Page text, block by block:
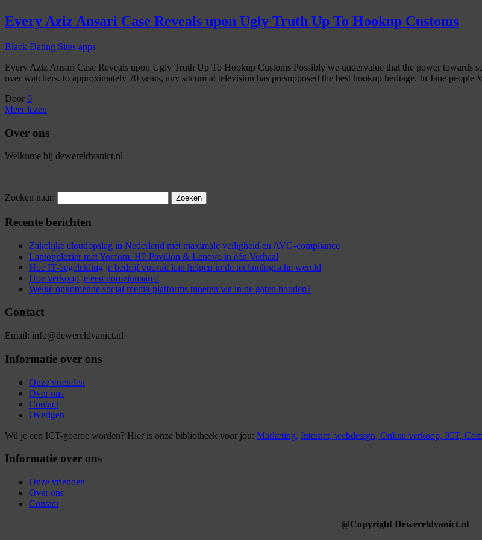
Every Aziz Ansari Case Reveals upon Ugly Truth Up To Hookup Customs
Black Dating Sites apps
Every Aziz Ansari Case Reveals upon Ugly Truth Up To Hookup Customs Possibly we undervalue that the power towards
over watchers. to approximately 20 years, any sitcom at television has presupposed the best hookup heritage. In Jane
Door 0
Meer lezen
Over ons
Welkome bij dewereldvanict.nl
Zoeken naar:
Recente berichten
Zakelijke cloudopslag in Nederland met maximale veiligheid en AVG-compliance
Laptopplezier met Yorcom: HP Pavilion & Lenovo in één Verhaal
Hoe IT-begeleiding je bedrijf vooruit kan helpen in de technologische wereld
Hoe verkoop je een domeinnaam?
Welke opkomende social media-platforms moeten we in de gaten houden?
Contact
Email: info@dewereldvanict.nl
Informatie over ons
Onze vrienden
Over ons
Contact
Overigen
Wil je een ICT-goeroe worden? Hier is onze bibliotheek voor jou: Marketing, Internet, webdesign, Online verkoop, ICT,
Informatie over ons
Onze vrienden
Over ons
Contact
@Copyright Dewereldvanict.nl